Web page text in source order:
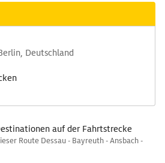
Deutschland
auf der Fahrtstrecke
Route Dessau - Bayreuth - Ansbach -